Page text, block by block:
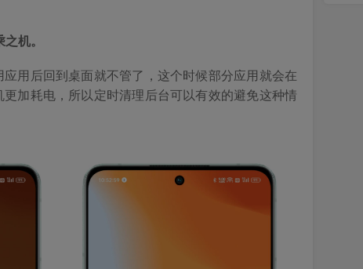
机。
用后回到桌面就不管了，这个时候部分应用就会在
加耗电，所以定时清理后台可以有效的避免这种情